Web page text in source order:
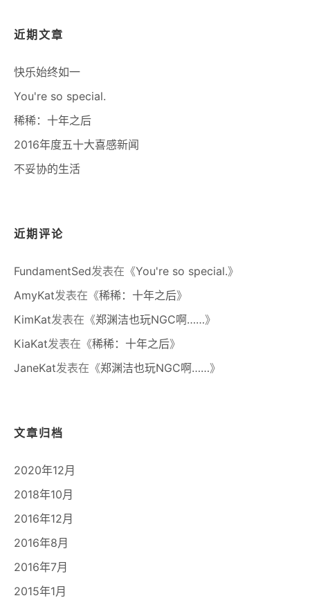
近期文章
快乐始终如一
You're so special.
稀稀：十年之后
2016年度五十大喜感新闻
不妥协的生活
近期评论
FundamentSed发表在《You're so special.》
AmyKat发表在《稀稀：十年之后》
KimKat发表在《郑渊洁也玩NGC啊……》
KiaKat发表在《稀稀：十年之后》
JaneKat发表在《郑渊洁也玩NGC啊……》
文章归档
2020年12月
2018年10月
2016年12月
2016年8月
2016年7月
2015年1月